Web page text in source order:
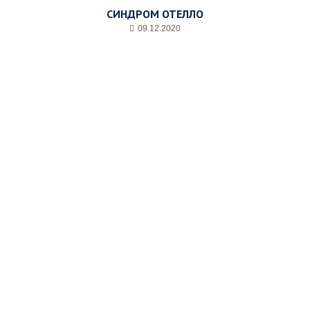
СИНДРОМ ОТЕЛЛО
09.12.2020